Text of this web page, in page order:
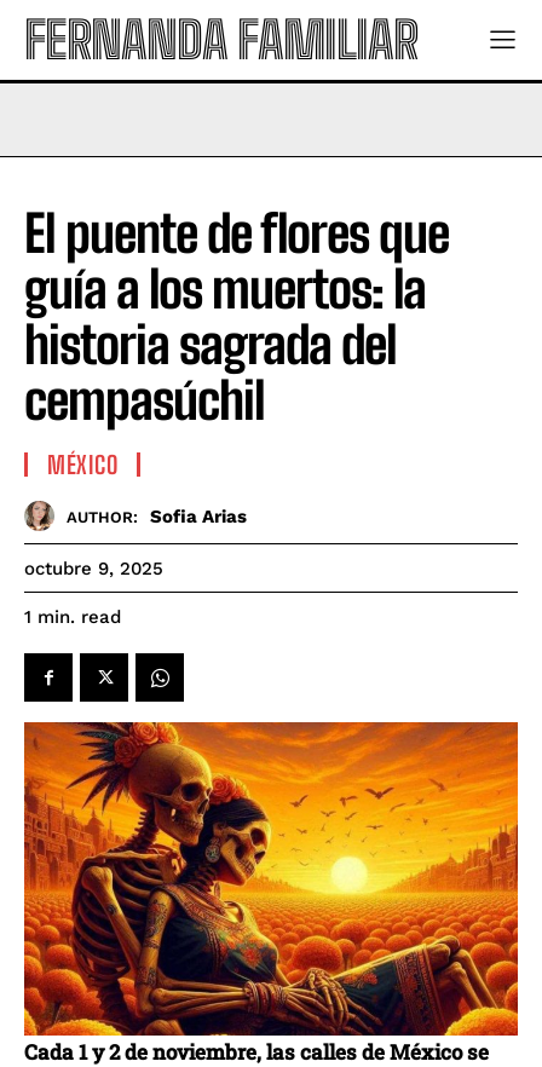
FERNANDA FAMILIAR
El puente de flores que
guía a los muertos: la
historia sagrada del
cempasúchil
MÉXICO
AUTHOR: Sofia Arias
octubre 9, 2025
1 min. read
Cada 1 y 2 de noviembre, las calles de México se